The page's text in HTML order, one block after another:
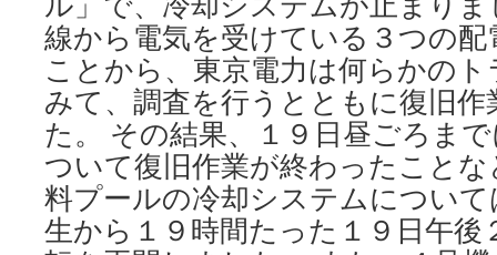
線から電気を受けている３つの
ことから、東京電力は何らかの
みて、調査を行うとともに復旧
た。 その結果、１９日昼ごろま
ついて復旧作業が終わったこと
料プールの冷却システムについ
生から１９時間たった１９日午後